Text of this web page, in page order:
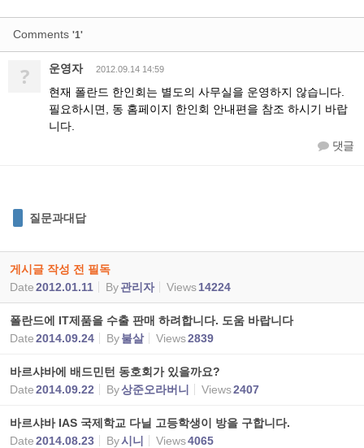
Comments '1'
? 운영자 2012.09.14 14:59
현재 폴란드 한인회는 별도의 사무실을 운영하지 않습니다.
필요하시면, 동 홈페이지 한인회 안내편을 참조 하시기 바랍
니다.
댓글
질문과대답
게시글 작성 전 필독
Date2012.01.11 By관리자 Views14224
폴란드에 IT제품을 수출 판매 하려합니다. 도움 바랍니다
Date2014.09.24 By불살 Views2839
바르샤바에 배드민턴 동호회가 있을까요?
Date2014.09.22 By상준오라버니 Views2407
바르샤바 IAS 국제학교 다닐 고등학생이 방을 구합니다.
Date2014.08.23 By시니 Views4065